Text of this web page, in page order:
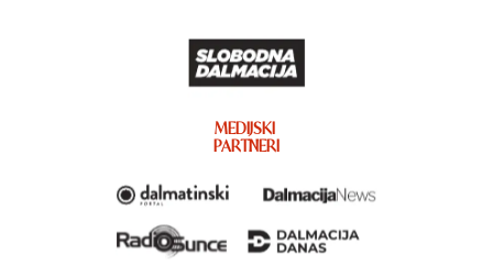
MEDIJSKI
PARTNERI